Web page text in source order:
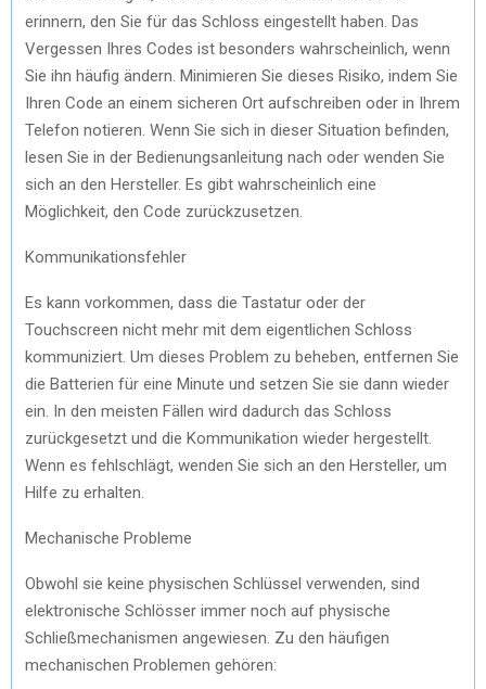
erinnern, den Sie für das Schloss eingestellt haben. Das
Vergessen Ihres Codes ist besonders wahrscheinlich, wenn
Sie ihn häufig ändern. Minimieren Sie dieses Risiko, indem Sie
Ihren Code an einem sicheren Ort aufschreiben oder in Ihrem
Telefon notieren. Wenn Sie sich in dieser Situation befinden,
lesen Sie in der Bedienungsanleitung nach oder wenden Sie
sich an den Hersteller. Es gibt wahrscheinlich eine
Möglichkeit, den Code zurückzusetzen.
Kommunikationsfehler
Es kann vorkommen, dass die Tastatur oder der
Touchscreen nicht mehr mit dem eigentlichen Schloss
kommuniziert. Um dieses Problem zu beheben, entfernen Sie
die Batterien für eine Minute und setzen Sie sie dann wieder
ein. In den meisten Fällen wird dadurch das Schloss
zurückgesetzt und die Kommunikation wieder hergestellt.
Wenn es fehlschlägt, wenden Sie sich an den Hersteller, um
Hilfe zu erhalten.
Mechanische Probleme
Obwohl sie keine physischen Schlüssel verwenden, sind
elektronische Schlösser immer noch auf physische
Schließmechanismen angewiesen. Zu den häufigen
mechanischen Problemen gehören: